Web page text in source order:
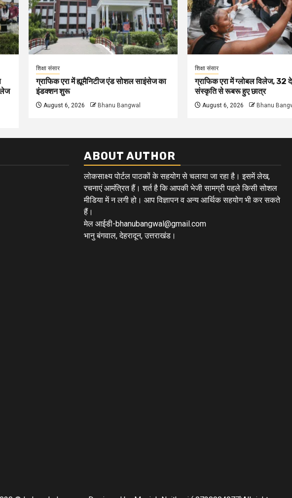
शिक्षा संसार
ग्राफिक एरा में ह्यूमैनिटीज एंड सोशल साइंसेज का
इंडक्शन शुरू
August 6, 2026 Bhanu Bangwal
शिक्षा संसार
ग्राफिक एरा में ग्लोबल विलेज, 32
संस्कृति से रूबरू हुए छात्र
August 6, 2026 Bhanu
ABOUT AUTHOR
लोकसाक्ष्य पोर्टल पाठकों के सहयोग से चलाया जा रहा है। इसमें लेख,
रचनाएं आमंत्रित हैं। शर्त है कि आपकी भेजी सामग्री पहले किसी सोशल
मीडिया में न लगी हो। आप विज्ञापन व अन्य आर्थिक सहयोग भी कर सकते
हैं।
मेल आईडी-bhanubangwal@gmail.com
भानु बंगवाल, देहरादून, उत्तराखंड।